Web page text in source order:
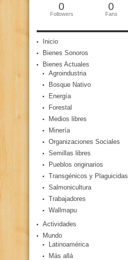
0
Followers
0
Fans
Inicio
Bienes Sonoros
Bienes Actuales
Agroindustria
Bosque Nativo
Energía
Forestal
Medios libres
Minería
Organizaciones Sociales
Semillas libres
Pueblos originarios
Transgénicos y Plaguicidas
Salmonicultura
Trabajadores
Wallmapu
Actividades
Mundo
Latinoamérica
Más allá